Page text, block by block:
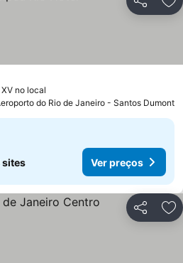
Partilhar
no local
do Rio de Janeiro - Santos Dumont
sites Ver preços
Partilhar